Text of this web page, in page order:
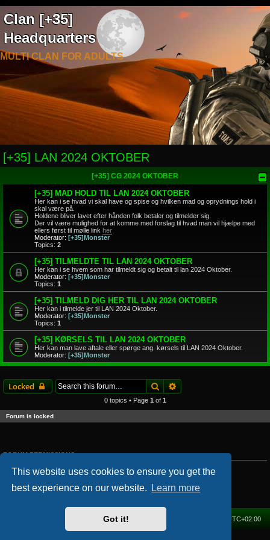
This website uses cookies to ensure you get the
best experience on our website.
Learn more
Got it!
Clan [+35]
Headquarters
MULTI CLAN FOR ADULTS
[+35] LAN 2024 OKTOBER
[+35] CG 2024 OKTOBER
[+35] MAD HOLD TIL LAN 2024 OKTOBER
Her kan i se hvad vi skal have og spise og hvilken mad og oprydnings hold i
skal være på.
Holdene bliver lavet efter hånden folk betaler og tilmelder sig.
Der vil være mulighed for at komme med forslag til hvad man vil hjælpe med
ellers først til mølle link her
Moderator: [+35]Monster
Topics: 2
[+35] TILMELDTE TIL LAN 2024 OKTOBER
Her kan i se hvem som har tilmeldt sig og betalt til lan 2024 Oktober.
Moderator: [+35]Monster
Topics: 1
[+35] TILMELD DIG HER TIL LAN 2024 OKTOBER
Her kan i tilmelde jer til LAN 2024 Oktober.
Moderator: [+35]Monster
Topics: 1
[+35] KØRSELS TIL LAN 2024 OKTOBER
Her kan man lave aftale eller spørge ang. kørsels til LAN 2024 Oktober.
Moderator: [+35]Monster
Locked SearchAdvanced search
0 topics • Page 1 of 1
Forum is locked
FORUM PERMISSIONS
Youcannot
post new topics in this forum
You cannotreply to topics in this forum
You
cannot
edit your posts in this forum
Youcannotdelete your posts in this forum
UTC+02:00